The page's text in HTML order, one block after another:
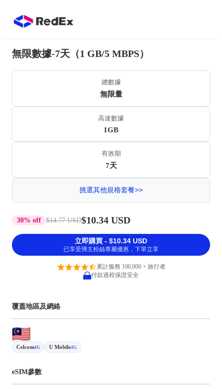
無限數據-7天（1 GB/5 MBPS）
總數據
無限量
高速數據
1GB
有效期
7天
挑選其他規格套餐>>
30% off $14.77 USD$10.34 USD
立即購買 - $10.34 USD
已享受博主粉絲專屬優惠，下單立享
累計服務 100,000 + 旅行者
付款過程保證安全
覆蓋地區及網絡
Celcom4G U Mobile4G
eSIM參數